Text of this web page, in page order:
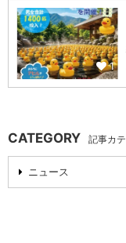
1
CATEGORY 記事カ
ニュース